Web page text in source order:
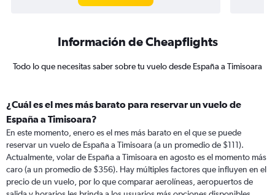
Información de Cheapflights
Todo lo que necesitas saber sobre tu vuelo desde España a Timisoara
¿Cuál es el mes más barato para reservar un vuelo de
España a Timisoara?
En este momento, enero es el mes más barato en el que se puede
reservar un vuelo de España a Timisoara (a un promedio de $111).
Actualmente, volar de España a Timisoara en agosto es el momento más
caro (a un promedio de $356). Hay múltiples factores que influyen en el
precio de un vuelo, por lo que comparar aerolíneas, aeropuertos de